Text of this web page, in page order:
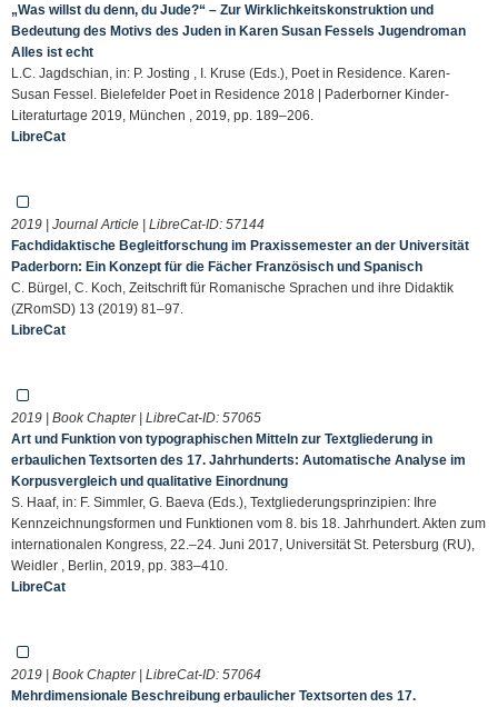
„Was willst du denn, du Jude?“ – Zur Wirklichkeitskonstruktion und
Bedeutung des Motivs des Juden in Karen Susan Fessels Jugendroman
Alles ist echt
L.C. Jagdschian, in: P. Josting , I. Kruse (Eds.), Poet in Residence. Karen-
Susan Fessel. Bielefelder Poet in Residence 2018 | Paderborner Kinder-
Literaturtage 2019, München , 2019, pp. 189–206.
LibreCat
2019 | Journal Article | LibreCat-ID: 57144
Fachdidaktische Begleitforschung im Praxissemester an der Universität
Paderborn: Ein Konzept für die Fächer Französisch und Spanisch
C. Bürgel, C. Koch, Zeitschrift für Romanische Sprachen und ihre Didaktik
(ZRomSD) 13 (2019) 81–97.
LibreCat
2019 | Book Chapter | LibreCat-ID: 57065
Art und Funktion von typographischen Mitteln zur Textgliederung in
erbaulichen Textsorten des 17. Jahrhunderts: Automatische Analyse im
Korpusvergleich und qualitative Einordnung
S. Haaf, in: F. Simmler, G. Baeva (Eds.), Textgliederungsprinzipien: Ihre
Kennzeichnungsformen und Funktionen vom 8. bis 18. Jahrhundert. Akten zum
internationalen Kongress, 22.–24. Juni 2017, Universität St. Petersburg (RU),
Weidler , Berlin, 2019, pp. 383–410.
LibreCat
2019 | Book Chapter | LibreCat-ID: 57064
Mehrdimensionale Beschreibung erbaulicher Textsorten des 17.